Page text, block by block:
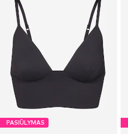
PASIŪLYMAS